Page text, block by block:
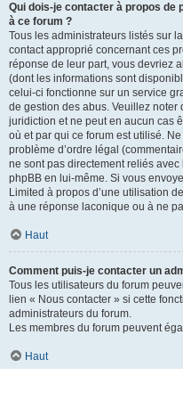
Qui dois-je contacter à propos de
à ce forum ?
Tous les administrateurs listés sur
contact approprié concernant ces
réponse de leur part, vous devriez
(dont les informations sont
celui-ci fonctionne sur un service
de gestion des abus. Veuillez noter
juridiction et ne peut en aucun cas
où et par qui ce forum est utilisé.
problème d’ordre légal
ne sont pas directement reliés
phpBB en lui-même. Si vous
Limited à propos d’une utilisation
à une réponse laconique ou à ne
Haut
Comment puis-je contacter un
Tous les utilisateurs du forum
lien « Nous contacter » si cette
administrateurs du forum.
Les membres du forum peuvent
Haut